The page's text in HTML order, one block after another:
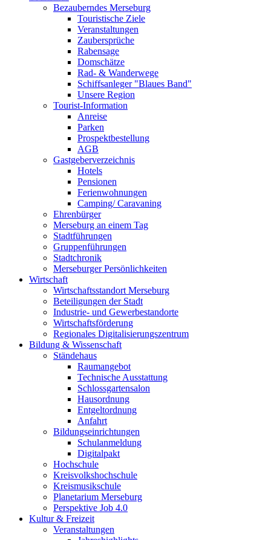
Bezauberndes Merseburg
Touristische Ziele
Veranstaltungen
Zaubersprüche
Rabensage
Domschätze
Rad- & Wanderwege
Schiffsanleger "Blaues Band"
Unsere Region
Tourist-Information
Anreise
Parken
Prospektbestellung
AGB
Gastgeberverzeichnis
Hotels
Pensionen
Ferienwohnungen
Camping/ Caravaning
Ehrenbürger
Merseburg an einem Tag
Stadtführungen
Gruppenführungen
Stadtchronik
Merseburger Persönlichkeiten
Wirtschaft
Wirtschaftsstandort Merseburg
Beteiligungen der Stadt
Industrie- und Gewerbestandorte
Wirtschaftsförderung
Regionales Digitalisierungszentrum
Bildung & Wissenschaft
Ständehaus
Raumangebot
Technische Ausstattung
Schlossgartensalon
Hausordnung
Entgeltordnung
Anfahrt
Bildungseinrichtungen
Schulanmeldung
Digitalpakt
Hochschule
Kreisvolkshochschule
Kreismusikschule
Planetarium Merseburg
Perspektive Job 4.0
Kultur & Freizeit
Veranstaltungen